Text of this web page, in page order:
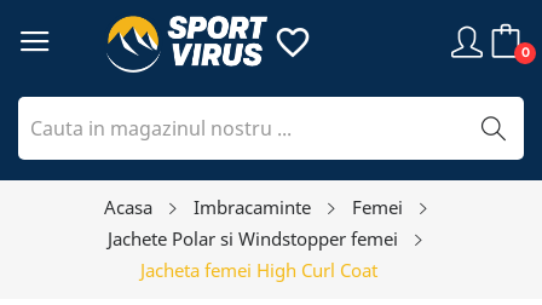
0
favorite_border
Acasa Imbracaminte
Femei
Jachete Polar si Windstopper femei
Jacheta femei High Curl Coat